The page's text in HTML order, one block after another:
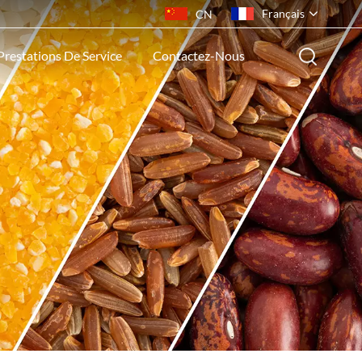
CN Français
English
français
русский
español
português
ไทย
Indonesia
Tiếng việt
De Service Contactez-Nous